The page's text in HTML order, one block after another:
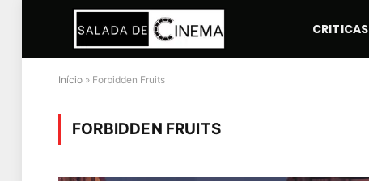
CRITICAS
Início » Forbidden Fruits
FORBIDDEN FRUITS